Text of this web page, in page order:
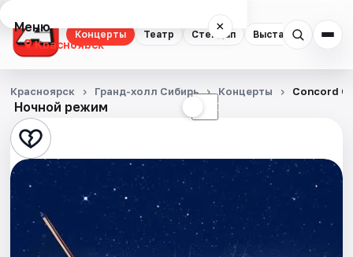
Концерты Театр Стендап Выставки
Меню ×
Красноярск
Концерты
Театр
Стендап
Квесты
Ночной режим ☾
Красноярск Гранд-холл Сибирь Концерты Concord